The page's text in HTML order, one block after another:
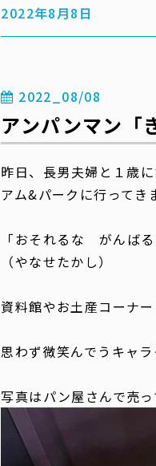
2022年8月8日
2022_08/08
アンパンマン「
昨日、長男夫婦と１歳
アム&パークに行ってき
「おそれるな がんば
（やなせたかし）
資料館やお土産コーナ
思わず微笑んでうキャラ
写真はパン屋さんで売